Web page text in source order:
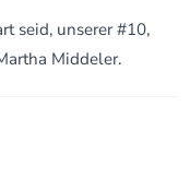
seid, unserer #10,
Middeler.